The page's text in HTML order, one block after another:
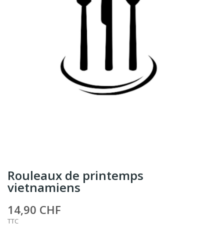
Rouleaux de printemps
vietnamiens
14,90 CHF
TTC